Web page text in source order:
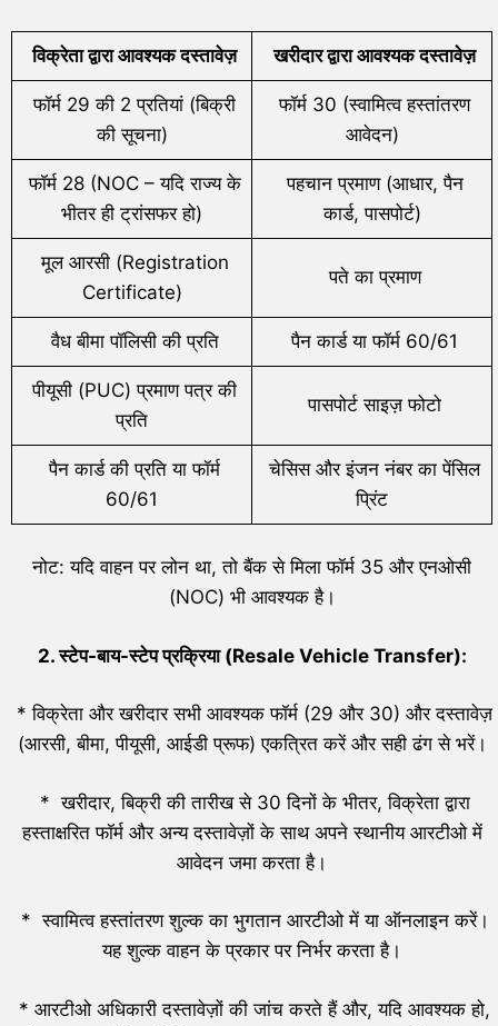
विक्रेता द्वारा आवश्यक दस्तावेज़ खरीदार द्वारा आवश्यक दस्तावेज़
फॉर्म 29 की 2 प्रतियां (बिक्री
की सूचना)
फॉर्म 30 (स्वामित्व हस्तांतरण
आवेदन)
फॉर्म 28 (NOC – यदि राज्य के
भीतर ही ट्रांसफर हो)
पहचान प्रमाण (आधार, पैन
कार्ड, पासपोर्ट)
मूल आरसी (Registration
Certificate)
पते का प्रमाण
वैध बीमा पॉलिसी की प्रति पैन कार्ड या फॉर्म 60/61
पीयूसी (PUC) प्रमाण पत्र की
प्रति
पासपोर्ट साइज़ फोटो
पैन कार्ड की प्रति या फॉर्म
60/61
चेसिस और इंजन नंबर का पेंसिल
प्रिंट
नोट: यदि वाहन पर लोन था, तो बैंक से मिला फॉर्म 35 और एनओसी
(NOC) भी आवश्यक है।
2.स्टेप-बाय-स्टेप प्रक्रिया (Resale Vehicle Transfer):
* विक्रेता और खरीदार सभी आवश्यक फॉर्म (29 और 30) और दस्तावेज़
(आरसी, बीमा, पीयूसी, आईडी प्रूफ) एकत्रित करें और सही ढंग से भरें।
* खरीदार, बिक्री की तारीख से 30 दिनों के भीतर, विक्रेता द्वारा
हस्ताक्षरित फॉर्म और अन्य दस्तावेज़ों के साथ अपने स्थानीय आरटीओ में
आवेदन जमा करता है।
* स्वामित्व हस्तांतरण शुल्क का भुगतान आरटीओ में या ऑनलाइन करें।
यह शुल्क वाहन के प्रकार पर निर्भर करता है।
* आरटीओ अधिकारी दस्तावेज़ों की जांच करते हैं और, यदि आवश्यक हो,